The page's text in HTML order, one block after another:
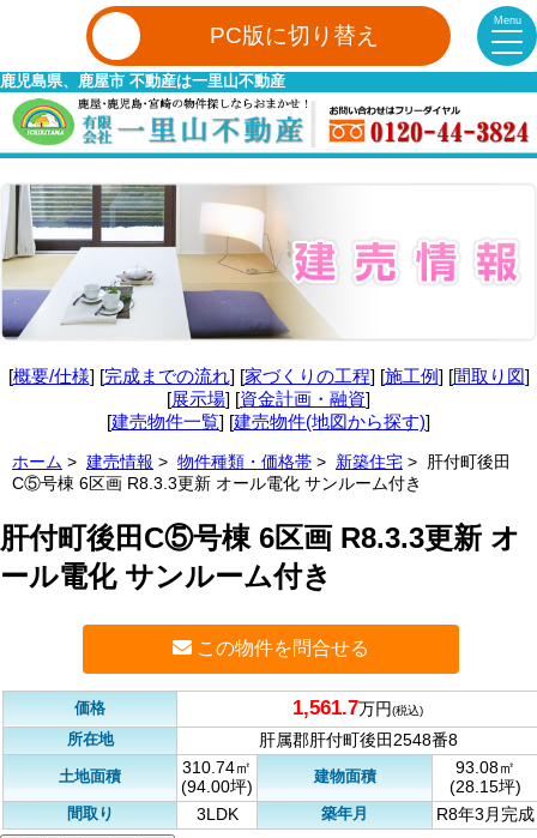
Menu
PC版に切り替え
鹿児島県、鹿屋市 不動産は一里山不動産
[概要/仕様] [完成までの流れ] [家づくりの工程] [施工例] [間取り図]
[展示場] [資金計画・融資]
[建売物件一覧] [建売物件(地図から探す)]
ホーム > 建売情報 > 物件種類・価格帯 > 新築住宅 > 肝付町後田
C⑤号棟 6区画 R8.3.3更新 オール電化 サンルーム付き
肝付町後田C⑤号棟 6区画 R8.3.3更新 オ
ール電化 サンルーム付き
この物件を問合せる
価格 1,561.7万円(税込)
所在地
肝属郡肝付町後田2548番8
土地面積
310.74㎡
(94.00坪)
建物面積
93.08㎡
(28.15坪)
間取り
3LDK 築年月
R8年3月完成